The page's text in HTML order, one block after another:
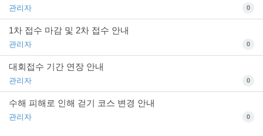
관리자 0
1차 접수 마감 및 2차 접수 안내
관리자 0
대회접수 기간 연장 안내
관리자 0
수해 피해로 인해 걷기 코스 변경 안내
관리자 0